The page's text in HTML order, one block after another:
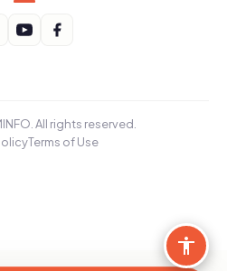
All rights reserved.
Terms of Use